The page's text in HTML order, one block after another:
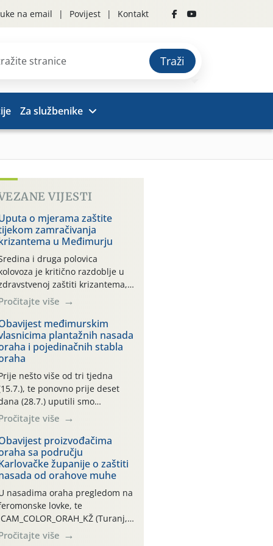
na email Povijest Kontakt
Traži
Za službenike
VIJESTI
o mjerama zaštite
zamračivanja
u Međimurju
i druga polovica
je kritično razdoblje u
zaštiti krizantema,
prije zamračivanja u proteklom
smo mjesecu tri puta upućivali
o preventivnim
zaštite krizantema od
uzročnika bolesti,
i fito-fagnih grinja (23.7.,
06.7.)! Na početku ovog
je zabilježeno je
i ekstremno vruće
razdoblje, uz
temperature […]
više
međimurskim
plantažnih nasada
i pojedinačnih stabla
nešto više od tri tjedna
te ponovno prije deset
(28.7.) uputili smo
vlasnicima plantažnih
nasada oraha i pojedinačnih
o početku leta i
potrebi usmjerenog
orahove muhe
completa)! Već
dana traje drugi
“toplinski udar”, koji
naročito izražen zadnja šest
(31.7.-05.8.), jer najviše
zraka svakodnevno
više
proizvođačima
sa području
županije o zaštiti
od orahove muhe
nasadima oraha pregledom na
lovke, te
CAM_COLOR_ORAH_KŽ (Turanj,
zabilježena je mala
više